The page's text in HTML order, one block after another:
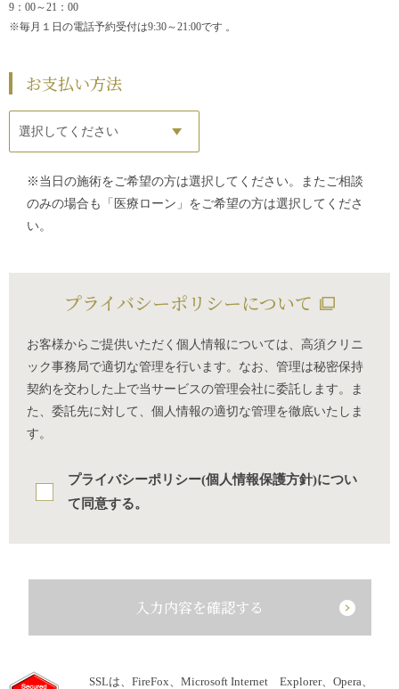
9：00～21：00
※毎月１日の電話予約受付は9:30～21:00です 。
お支払い方法
※当日の施術をご希望の方は選択してください。またご相談
のみの場合も「医療ローン」をご希望の方は選択してくださ
い。
プライバシーポリシーについて
お客様からご提供いただく個人情報については、高須クリニ
ック事務局で適切な管理を行います。なお、管理は秘密保持
契約を交わした上で当サービスの管理会社に委託します。ま
た、委託先に対して、個人情報の適切な管理を徹底いたしま
す。
プライバシーポリシー(個人情報保護方針)につい
て同意する。
入力内容を確認する
SSLは、FireFox、Microsoft Internet Explorer、Opera、